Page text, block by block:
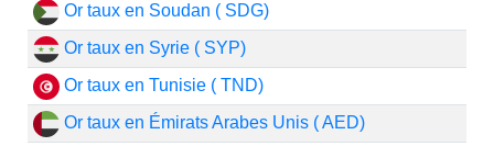
Or taux en Soudan ( SDG)
Or taux en Syrie ( SYP)
Or taux en Tunisie ( TND)
Or taux en Émirats Arabes Unis ( AED)